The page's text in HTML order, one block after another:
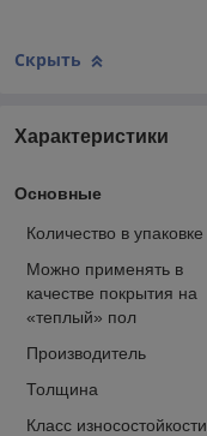
Скрыть
Характеристики
Основные
Количество в упаковке
Можно применять в
качестве покрытия на
«теплый» пол
Производитель
Толщина
Класс износостойкости